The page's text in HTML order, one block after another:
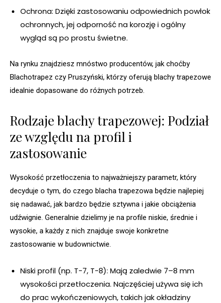
Ochrona: Dzięki zastosowaniu odpowiednich powłok
ochronnych, jej odporność na korozję i ogólny
wygląd są po prostu świetne.
Na rynku znajdziesz mnóstwo producentów, jak choćby
Blachotrapez czy Pruszyński, którzy oferują blachy trapezowe
idealnie dopasowane do różnych potrzeb.
Rodzaje blachy trapezowej: Podział
ze względu na profil i
zastosowanie
Wysokość przetłoczenia to najważniejszy parametr, który
decyduje o tym, do czego blacha trapezowa będzie najlepiej
się nadawać, jak bardzo będzie sztywna i jakie obciążenia
udźwignie. Generalnie dzielimy je na profile niskie, średnie i
wysokie, a każdy z nich znajduje swoje konkretne
zastosowanie w budownictwie.
Niski profil (np. T-7, T-8): Mają zaledwie 7–8 mm
wysokości przetłoczenia. Najczęściej używa się ich
do prac wykończeniowych, takich jak okładziny